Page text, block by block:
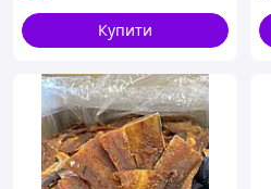
Купити